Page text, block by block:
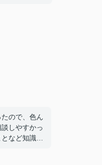
ので、色ん
しやすかっ
など知識が